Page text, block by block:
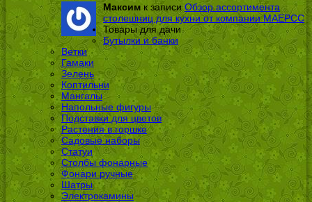
Максимк записи Обзор ассортимента
столешниц для кухни от компании МАЕРСС
Товары для дачи
Бутылки и банки
Ветки
Гамаки
Зелень
Коптильни
Мангалы
Напольные фигуры
Подставки для цветов
Растения в горшке
Садовые наборы
Статуи
Столбы фонарные
Фонари ручные
Шатры
Электрокамины